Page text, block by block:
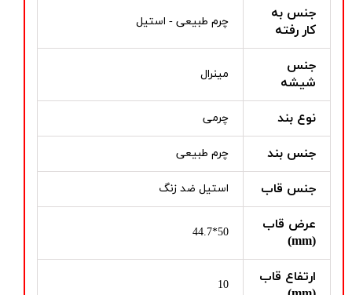
جنس به
کار رفته
چرم طبیعی - استیل
جنس
شیشه
مینرال
نوع بند چرمی
جنس بند چرم طبیعی
جنس قاب استیل ضد زنگ
عرض قاب
(mm)
50*44.7
ارتفاع قاب
10